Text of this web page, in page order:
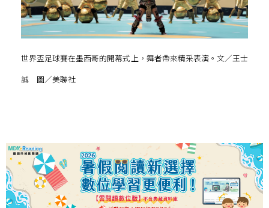
世界盃足球賽在墨西哥的開幕式上，舞者帶來精采表演。文／王士
誠 圖／美聯社